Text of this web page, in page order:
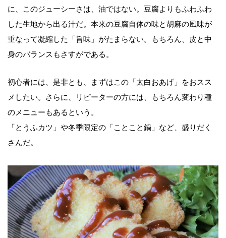
に、このジューシーさは、油ではない。豆腐よりもふわふわ
した生地から出る汁だ。本来の豆腐自体の味と胡麻の風味が
重なって凝縮した「旨味」がたまらない。もちろん、皮と中
身のバランスもさすがである。
初心者には、是非とも、まずはこの「太白おあげ」をおスス
メしたい。さらに、リピーターの方には、もちろん変わり種
のメニューもあるという。
「とうふカツ」や冬季限定の「ことこと鍋」など、盛りだく
さんだ。